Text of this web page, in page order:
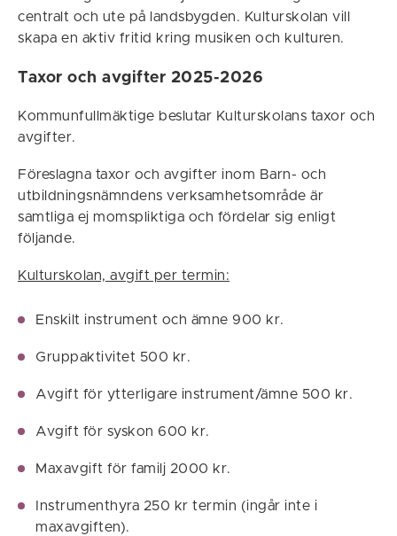
centralt och ute på landsbygden. Kulturskolan vill
skapa en aktiv fritid kring musiken och kulturen.
Taxor och avgifter 2025-2026
Kommunfullmäktige beslutar Kulturskolans taxor och
avgifter.
Föreslagna taxor och avgifter inom Barn- och
utbildningsnämndens verksamhetsområde är
samtliga ej momspliktiga och fördelar sig enligt
följande.
Kulturskolan, avgift per termin:
Enskilt instrument och ämne 900 kr.
Gruppaktivitet 500 kr.
Avgift för ytterligare instrument/ämne 500 kr.
Avgift för syskon 600 kr.
Maxavgift för familj 2000 kr.
Instrumenthyra 250 kr termin (ingår inte i
maxavgiften).